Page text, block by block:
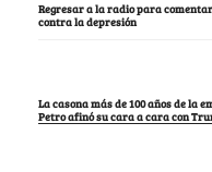
Regresar a la radio para
contra la depresión
La casona más de 100 años de la
Petro afinó su cara a cara con